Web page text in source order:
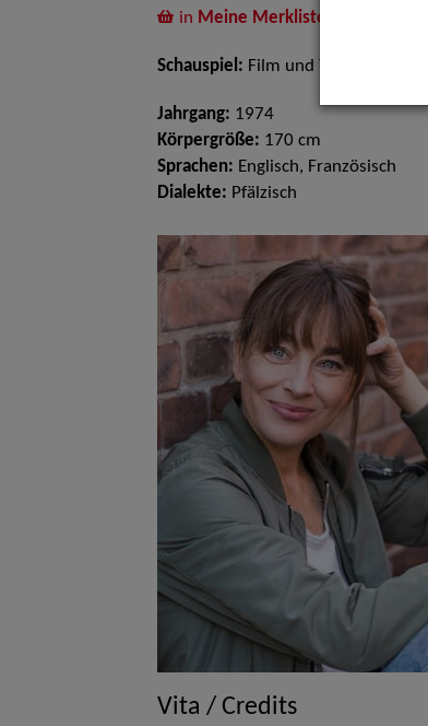
in Meine Merkliste
Schauspiel: Film und TV
Jahrgang: 1974
Körpergröße: 170 cm
Sprachen: Englisch, Französisch
Dialekte: Pfälzisch
Vita / Credits